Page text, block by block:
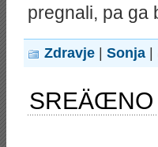
pregnali, pa ga
Zdravje Sonja
SREÄŒNO